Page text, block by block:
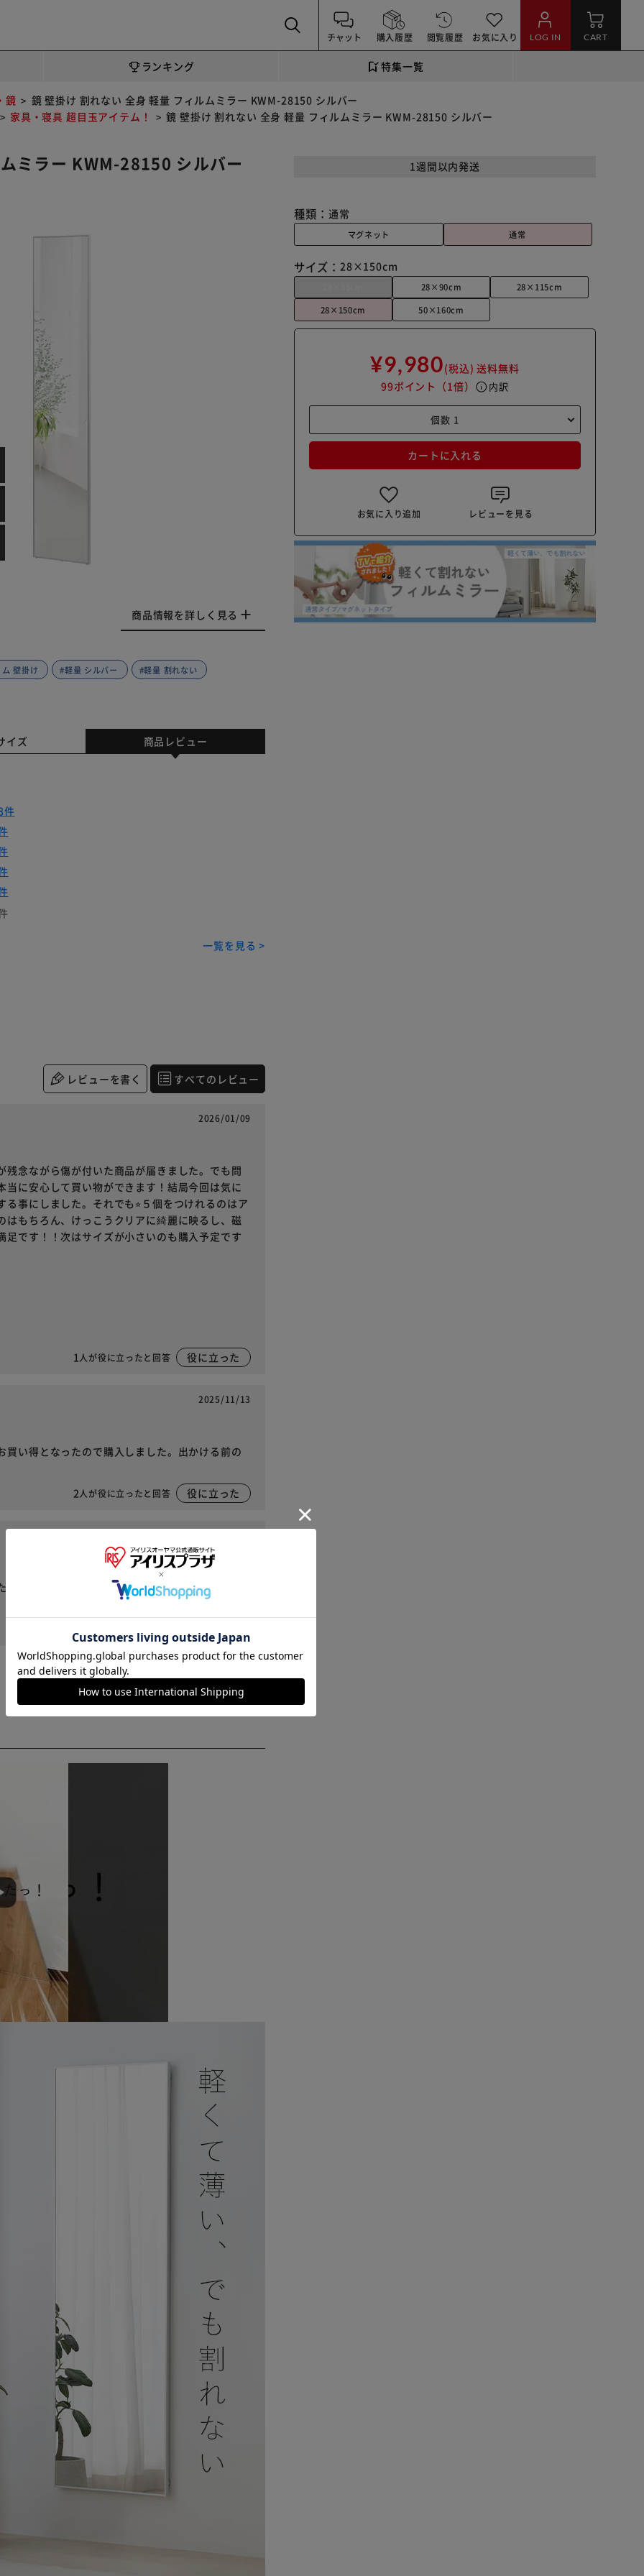
チャット 購入履歴 閲覧履歴 お気に入り LOG IN CART
ランキング 特集一覧
鏡
鏡 壁掛け 割れない 全身 軽量 フィルムミラー KWM-28150 シルバー
家具・寝具 超目玉アイテム！
鏡 壁掛け 割れない 全身 軽量 フィルムミラー KWM-28150 シルバー
ミラー KWM-28150 シルバー
商品情報を詳しく見る
壁掛け #軽量 シルバー #軽量 割れない
1週間以内発送
種類： 通常
マグネット 通常
サイズ： 28×150cm
28×90cm
28×115cm
28×150cm
50×160cm
¥9,980(税込) 送料無料
99ポイント （1倍） info 内訳
カートに入れる
お気に入り追加 レビューを見る
イズ 商品レビュー
件
一覧を見る >
レビューを書く すべてのレビュー
2026/01/09
念ながら傷が付いた商品が届きました。でも問
に安心して買い物ができます！結局今回は気に
事にしました。それでも⭐︎５個をつけれるのはア
もちろん、けっこうクリアに綺麗に映るし、磁
です！！次はサイズが小さいのも購入予定です
1人が役に立ったと回答 役に立った
2025/11/13
い得となったので購入しました。出かける前の
2人が役に立ったと回答 役に立った
玄関に貼り付けています。夜は怖いですが、慣
※ご確認ください